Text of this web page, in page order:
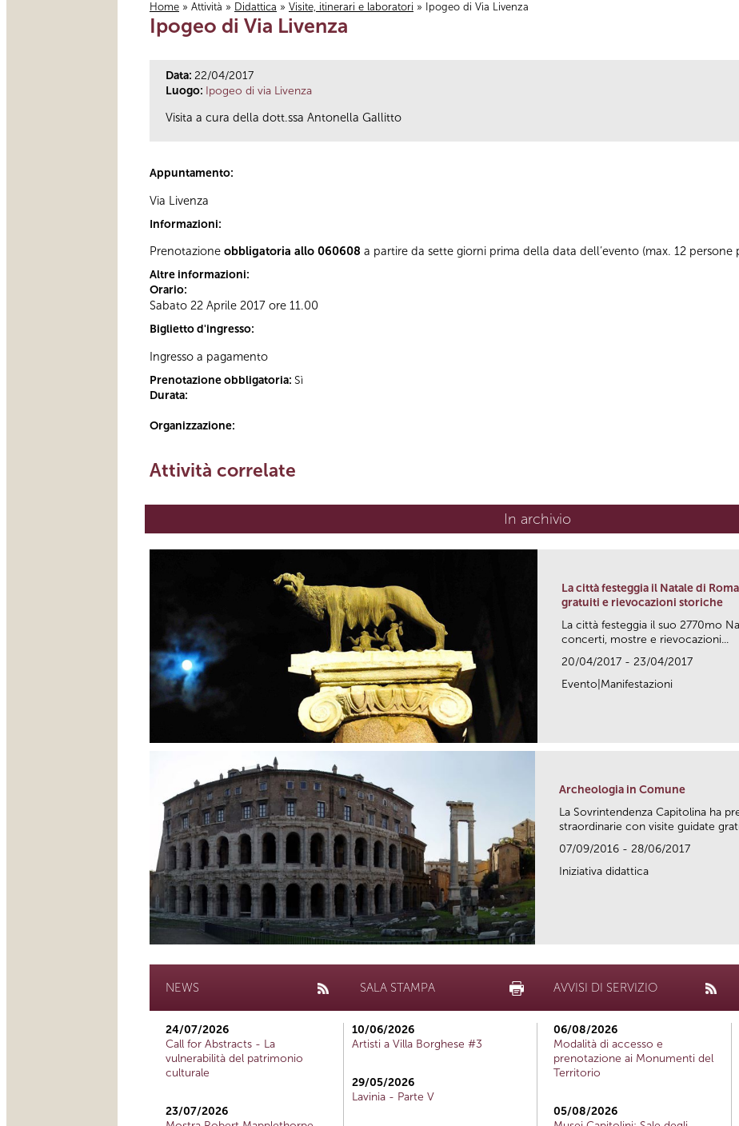
Tu sei qui
Home » Attività » Didattica » Visite, itinerari e laboratori » Ipogeo di Via Livenza
Ipogeo di Via Livenza
Data: 22/04/2017
Luogo: Ipogeo di via Livenza
Visita a cura della dott.ssa Antonella Gallitto
Appuntamento:
Via Livenza
Informazioni:
Prenotazione obbligatoria allo 060608 a partire da sette giorni prima della data dell’evento (max. 12 persone
Altre informazioni:
Orario:
Sabato 22 Aprile 2017 ore 11.00
Biglietto d'ingresso:
Ingresso a pagamento
Prenotazione obbligatoria: Sì
Durata:
Organizzazione:
Attività correlate
In archivio
La città festeggia il Natale di
gratuiti e rievocazioni storiche
La città festeggia il suo 2770mo
concerti, mostre e rievocazioni...
20/04/2017 - 23/04/2017
Evento|Manifestazioni
Archeologia in Comune
La Sovrintendenza Capitolina ha
straordinarie con visite guidate
07/09/2016 - 28/06/2017
Iniziativa didattica
NEWS
24/07/2026
Call for Abstracts - La
vulnerabilità del patrimonio
culturale
23/07/2026
SALA STAMPA
10/06/2026
Artisti a Villa Borghese #3
29/05/2026
Lavinia - Parte V
AVVISI DI SERVIZIO
06/08/2026
Modalità di accesso e
prenotazione ai Monumenti del
Territorio
05/08/2026